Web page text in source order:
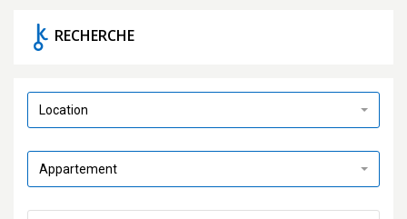
RECHERCHE
Location
Appartement